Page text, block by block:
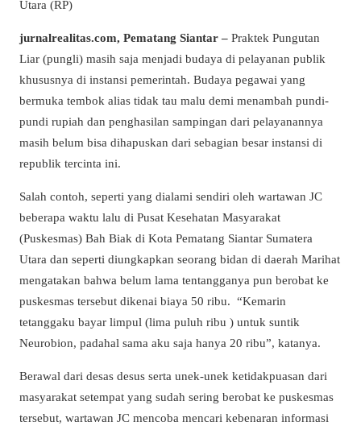
Utara (RP)
jurnalrealitas.com, Pematang Siantar – Praktek Pungutan
Liar (pungli) masih saja menjadi budaya di pelayanan publik
khususnya di instansi pemerintah. Budaya pegawai yang
bermuka tembok alias tidak tau malu demi menambah pundi-
pundi rupiah dan penghasilan sampingan dari pelayanannya
masih belum bisa dihapuskan dari sebagian besar instansi di
republik tercinta ini.
Salah contoh, seperti yang dialami sendiri oleh wartawan JC
beberapa waktu lalu di Pusat Kesehatan Masyarakat
(Puskesmas) Bah Biak di Kota Pematang Siantar Sumatera
Utara dan seperti diungkapkan seorang bidan di daerah Marihat
mengatakan bahwa belum lama tentangganya pun berobat ke
puskesmas tersebut dikenai biaya 50 ribu. “Kemarin
tetanggaku bayar limpul (lima puluh ribu ) untuk suntik
Neurobion, padahal sama aku saja hanya 20 ribu”, katanya.
Berawal dari desas desus serta unek-unek ketidakpuasan dari
masyarakat setempat yang sudah sering berobat ke puskesmas
tersebut, wartawan JC mencoba mencari kebenaran informasi